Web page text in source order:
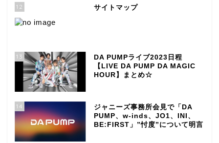
12 サイトマップ
13
DA PUMPライブ2023日程
【LIVE DA PUMP DA MAGIC
HOUR】まとめ☆
14
ジャニーズ事務所会見で「DA
PUMP、w-inds、JO1、INI、
BE:FIRST」”忖度”について明言